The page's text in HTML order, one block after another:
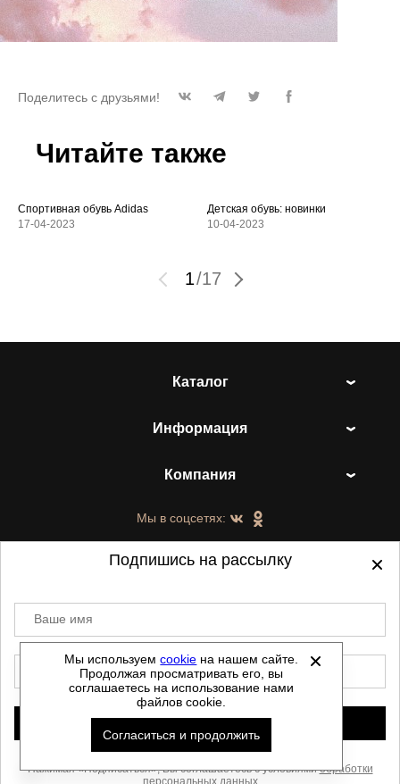
Поделитесь с друзьями!
Читайте также
Спортивная обувь Adidas
17-04-2023
Детская обувь: новинки
10-04-2023
1/17
Каталог
Информация
Компания
Мы в соцсетях:
©2021-2026 - ShoesTown.ru - все права
защищены.
Данный сайт не является интернет магазином и
не является публичной офертой.
Политика обработки персональных данных
Автоматизировано -
Скачать прайс
Мы используемcookie на нашем сайте.
Продолжая просматривать его, вы
соглашаетесь на использование нами
файлов cookie.
Согласиться и продолжить
Подпишись на рассылку
Ваше имя
Нажимая «Подписаться», Вы соглашаетесь с условиямиобработки
персональных данных